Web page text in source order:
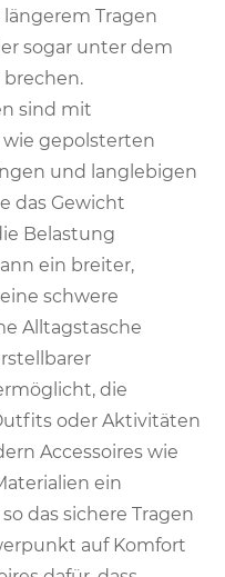
Tragen
sogar unter dem
brechen.
sind mit
gepolsterten
und langlebigen
das Gewicht
Belastung
ein breiter,
schwere
Alltagstasche
die
oder Aktivitäten
Accessoires wie
ein
das sichere Tragen
auf Komfort